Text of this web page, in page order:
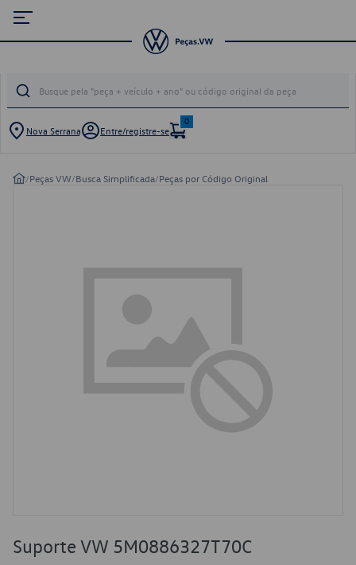
Nova Serrana Entre/registre-se
0
/Peças VW/Busca Simplificada/Peças por Código Original
Suporte VW 5M0886327T70C